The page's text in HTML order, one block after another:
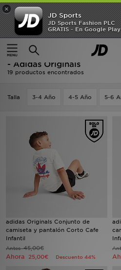
×
JD Sports
JD Sports Fashion PLC
GRATIS - En Google Play
Página principal
Niños Ropa
Ropa infantil (3-7 años) -
- Adidas Originals
19 productos encontrados
Talla 3-4 Año 4-5 Año 5-6
adidas Originals Conjunto de
camiseta y pantalón Corto Cafe
Infantil
Antes45,00€
Ahora 25,00€ Descuento 44%
Hombre
Mujer
Niños
Deportes & Fitness
JD Fútbol
Ofertas
TARJETA REGALO
MI JD